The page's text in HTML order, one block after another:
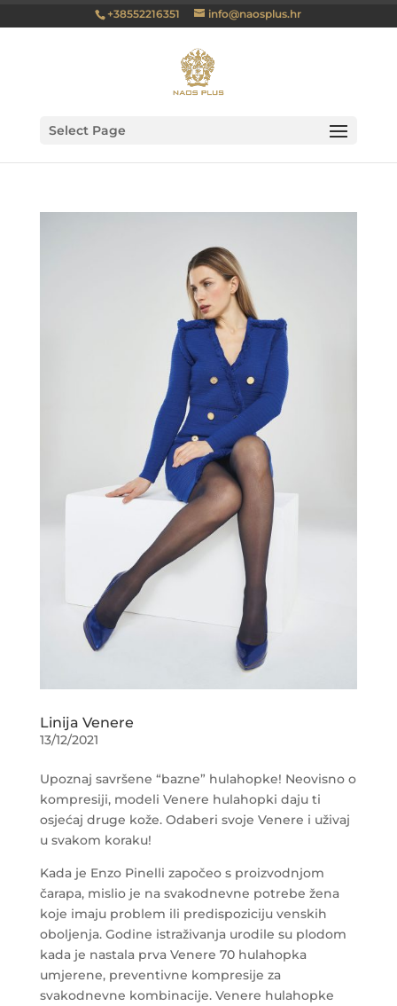
+38552216351 info@naosplus.hr
Select Page
Linija Venere
13/12/2021
Upoznaj savršene “bazne” hulahopke! Neovisno o
kompresiji, modeli Venere hulahopki daju ti
osjećaj druge kože. Odaberi svoje Venere i uživaj
u svakom koraku!
Kada je Enzo Pinelli započeo s proizvodnjom
čarapa, mislio je na svakodnevne potrebe žena
koje imaju problem ili predispoziciju venskih
oboljenja. Godine istraživanja urodile su plodom
kada je nastala prva Venere 70 hulahopka
umjerene, preventivne kompresije za
svakodnevne kombinacije. Venere hulahopke